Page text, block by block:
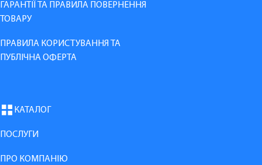
ГАРАНТІЇ ТА ПРАВИЛА ПОВЕРНЕННЯ
ТОВАРУ
ПРАВИЛА КОРИСТУВАННЯ ТА
ПУБЛІЧНА ОФЕРТА
КАТАЛОГ
ПОСЛУГИ
ПРО КОМПАНІЮ